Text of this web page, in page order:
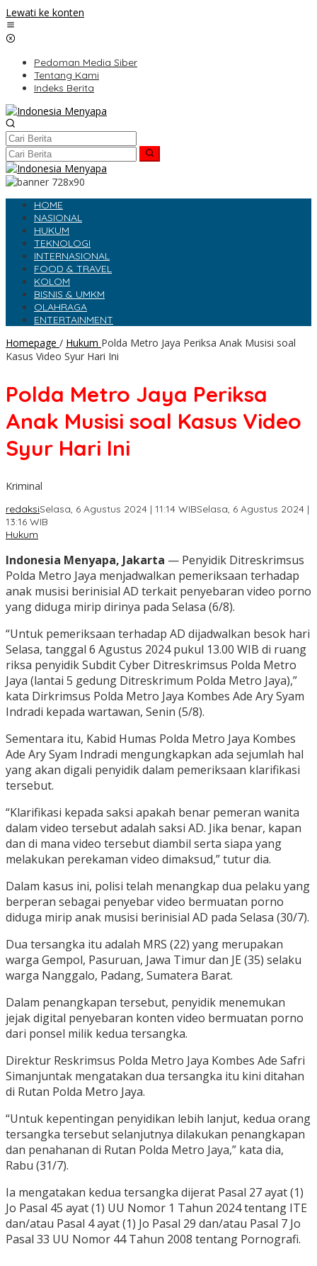
Lewati ke konten
Pedoman Media Siber
Tentang Kami
Indeks Berita
HOME
NASIONAL
HUKUM
TEKNOLOGI
INTERNASIONAL
FOOD & TRAVEL
KOLOM
BISNIS & UMKM
OLAHRAGA
ENTERTAINMENT
Homepage / Hukum Polda Metro Jaya Periksa Anak Musisi soal
Kasus Video Syur Hari Ini
Polda Metro Jaya Periksa
Anak Musisi soal Kasus Video
Syur Hari Ini
Kriminal
redaksiSelasa, 6 Agustus 2024 | 11:14 WIBSelasa, 6 Agustus 2024 |
13:16 WIB
Hukum
Indonesia Menyapa, Jakarta — Penyidik Ditreskrimsus
Polda Metro Jaya menjadwalkan pemeriksaan terhadap
anak musisi berinisial AD terkait penyebaran video porno
yang diduga mirip dirinya pada Selasa (6/8).
“Untuk pemeriksaan terhadap AD dijadwalkan besok hari
Selasa, tanggal 6 Agustus 2024 pukul 13.00 WIB di ruang
riksa penyidik Subdit Cyber Ditreskrimsus Polda Metro
Jaya (lantai 5 gedung Ditreskrimum Polda Metro Jaya),”
kata Dirkrimsus Polda Metro Jaya Kombes Ade Ary Syam
Indradi kepada wartawan, Senin (5/8).
Sementara itu, Kabid Humas Polda Metro Jaya Kombes
Ade Ary Syam Indradi mengungkapkan ada sejumlah hal
yang akan digali penyidik dalam pemeriksaan klarifikasi
tersebut.
“Klarifikasi kepada saksi apakah benar pemeran wanita
dalam video tersebut adalah saksi AD. Jika benar, kapan
dan di mana video tersebut diambil serta siapa yang
melakukan perekaman video dimaksud,” tutur dia.
Dalam kasus ini, polisi telah menangkap dua pelaku yang
berperan sebagai penyebar video bermuatan porno
diduga mirip anak musisi berinisial AD pada Selasa (30/7).
Dua tersangka itu adalah MRS (22) yang merupakan
warga Gempol, Pasuruan, Jawa Timur dan JE (35) selaku
warga Nanggalo, Padang, Sumatera Barat.
Dalam penangkapan tersebut, penyidik menemukan
jejak digital penyebaran konten video bermuatan porno
dari ponsel milik kedua tersangka.
Direktur Reskrimsus Polda Metro Jaya Kombes Ade Safri
Simanjuntak mengatakan dua tersangka itu kini ditahan
di Rutan Polda Metro Jaya.
“Untuk kepentingan penyidikan lebih lanjut, kedua orang
tersangka tersebut selanjutnya dilakukan penangkapan
dan penahanan di Rutan Polda Metro Jaya,” kata dia,
Rabu (31/7).
Ia mengatakan kedua tersangka dijerat Pasal 27 ayat (1)
Jo Pasal 45 ayat (1) UU Nomor 1 Tahun 2024 tentang ITE
dan/atau Pasal 4 ayat (1) Jo Pasal 29 dan/atau Pasal 7 Jo
Pasal 33 UU Nomor 44 Tahun 2008 tentang Pornografi.